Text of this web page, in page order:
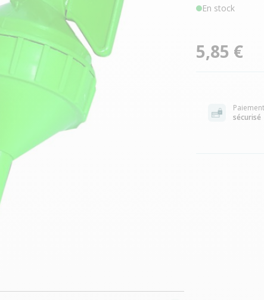
En stock
5,85 €
Paiement
sécurisé